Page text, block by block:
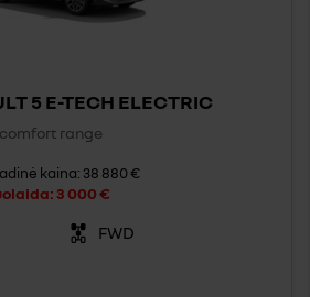
5 E-TECH ELECTRIC
range
kaina: 38 880 €
3 000 €
FWD